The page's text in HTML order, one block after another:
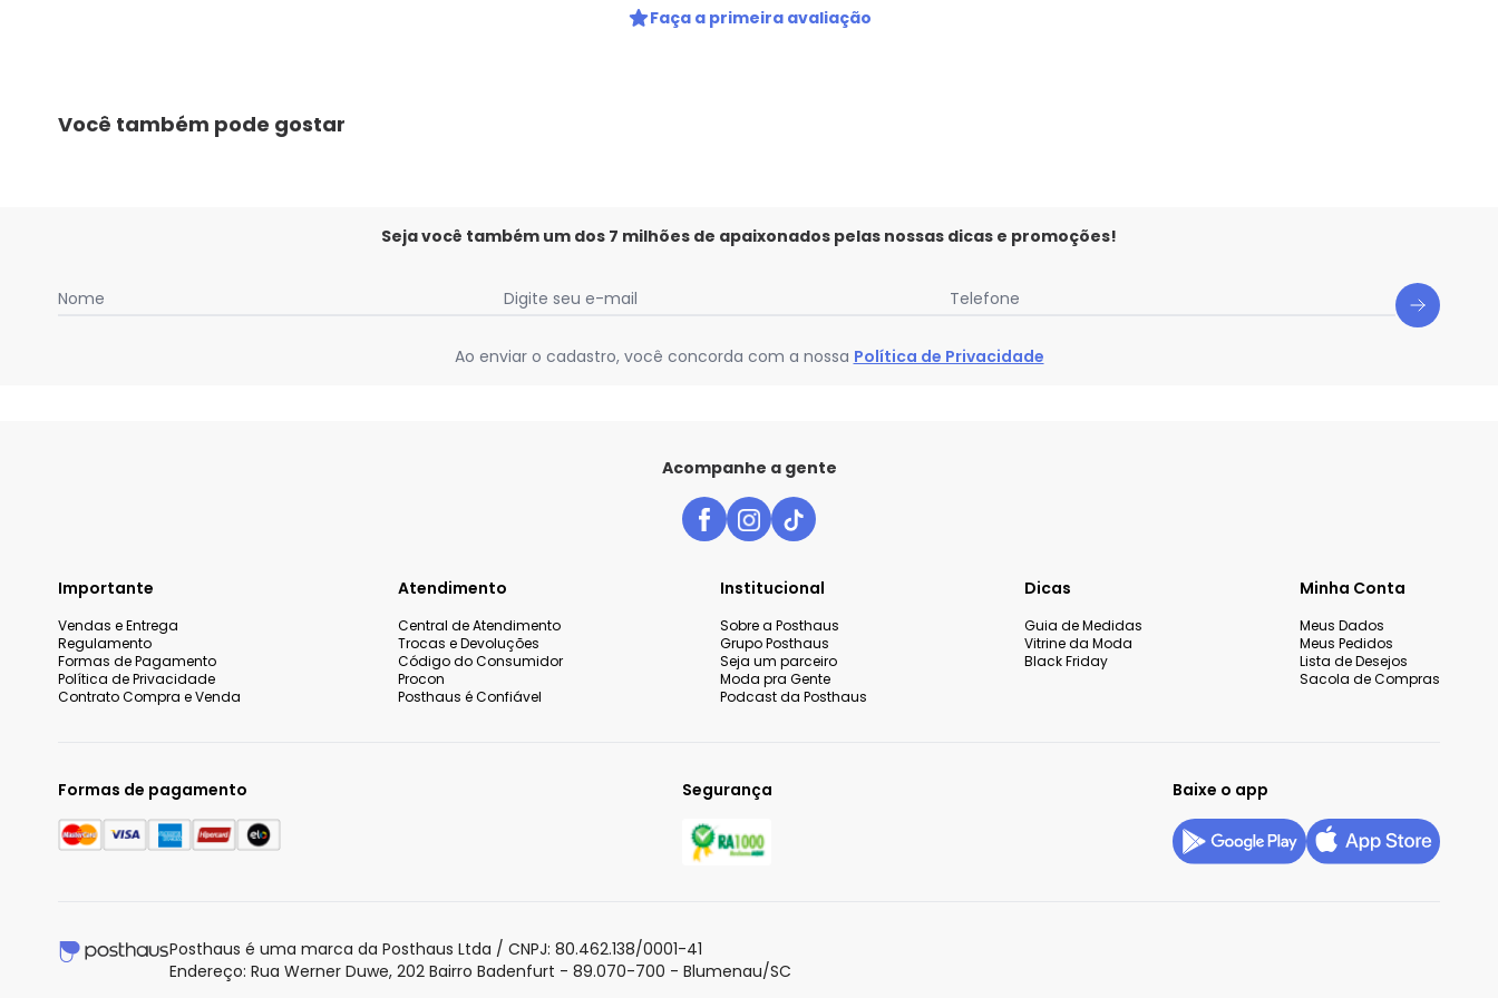
Faça a primeira avaliação
Você também pode gostar
Seja você também um dos 7 milhões de apaixonados pelas nossas dicas e promoções!
Nome Digite seu e-mail Telefone
Ao enviar o cadastro, você concorda com a nossa Política de Privacidade
Acompanhe a gente
Importante
Vendas e Entrega
Regulamento
Formas de Pagamento
Política de Privacidade
Contrato Compra e Venda
Atendimento
Central de Atendimento
Trocas e Devoluções
Código do Consumidor
Procon
Posthaus é Confiável
Institucional
Sobre a Posthaus
Grupo Posthaus
Seja um parceiro
Moda pra Gente
Podcast da Posthaus
Dicas
Guia de Medidas
Vitrine da Moda
Black Friday
Minha Conta
Meus Dados
Meus Pedidos
Lista de Desejos
Sacola de Compras
Formas de pagamento Segurança Baixe o app
Posthaus é uma marca da Posthaus Ltda / CNPJ: 80.462.138/0001-41
Endereço: Rua Werner Duwe, 202 Bairro Badenfurt - 89.070-700 - Blumenau/SC